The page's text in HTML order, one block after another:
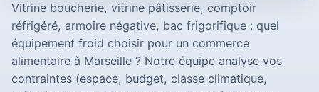
Vitrine boucherie, vitrine pâtisserie, comptoir
réfrigéré, armoire négative, bac frigorifique : quel
équipement froid choisir pour un commerce
alimentaire à Marseille ? Notre équipe analyse vos
contraintes (espace, budget, classe climatique,